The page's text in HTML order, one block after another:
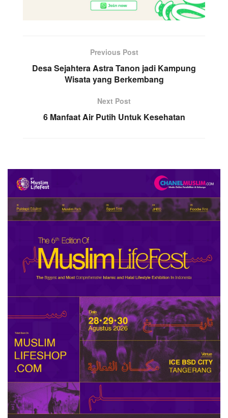
Previous Post
Desa Sejahtera Astra Tanon jadi Kampung
Wisata yang Berkembang
Next Post
6 Manfaat Air Putih Untuk Kesehatan